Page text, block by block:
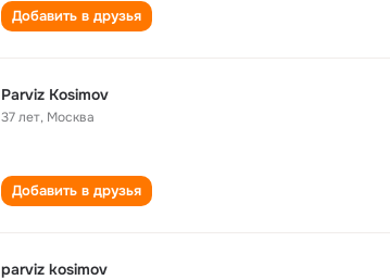
Добавить в друзья
Parviz Kosimov
37 лет, Москва
Добавить в друзья
parviz kosimov